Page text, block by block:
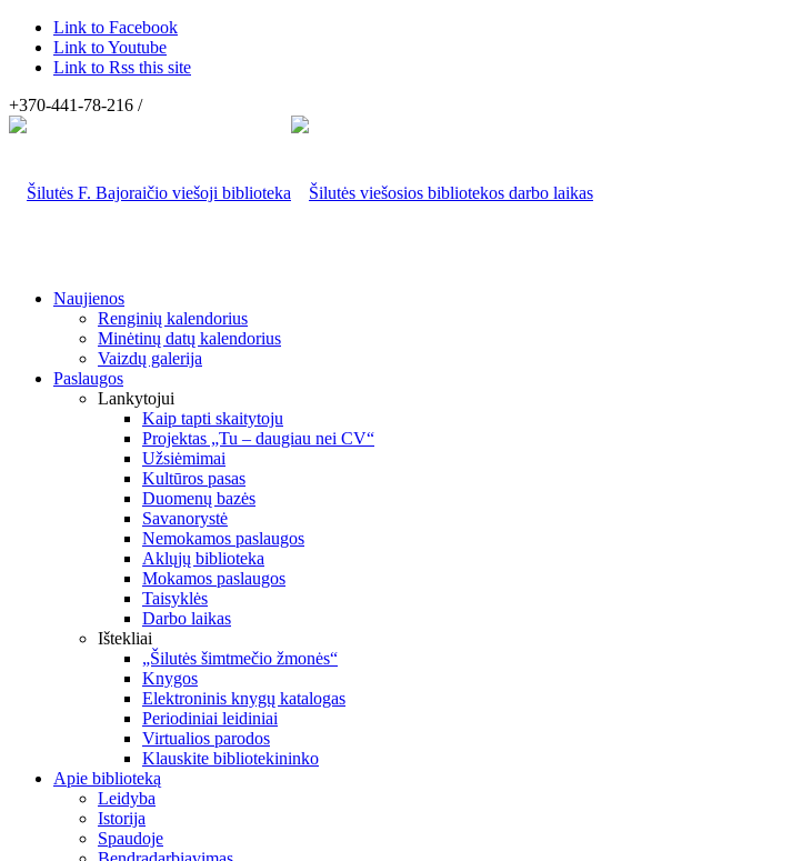
Link to Facebook
Link to Youtube
Link to Rss this site
+370-441-78-216 /
Naujienos
Renginių kalendorius
Minėtinų datų kalendorius
Vaizdų galerija
Paslaugos
Lankytojui
Kaip tapti skaitytoju
Projektas „Tu – daugiau nei CV“
Užsiėmimai
Kultūros pasas
Duomenų bazės
Savanorystė
Nemokamos paslaugos
Aklųjų biblioteka
Mokamos paslaugos
Taisyklės
Darbo laikas
Ištekliai
„Šilutės šimtmečio žmonės“
Knygos
Elektroninis knygų katalogas
Periodiniai leidiniai
Virtualios parodos
Klauskite bibliotekininko
Apie biblioteką
Leidyba
Istorija
Spaudoje